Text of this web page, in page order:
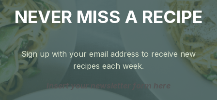
NEVER MISS A RECIPE
Sign up with your email address to receive new
recipes each week.
Insert your newsletter form here